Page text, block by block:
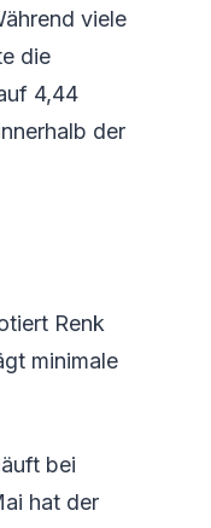
viele
die
4,44
der
Renk
minimale
bei
hat der